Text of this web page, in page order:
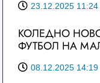
23.12.2025 11:24
КОЛЕДНО
ФУТБОЛ НА
08.12.2025 14:19